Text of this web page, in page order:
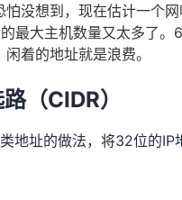
怕没想到，现在估计一个
最大主机数量又太多了
着的地址就是浪费。
（CIDR）
地址的做法，将32位的IP